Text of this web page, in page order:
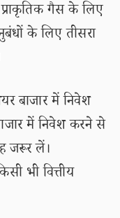
गैस के लिए
के लिए तीसरा
बाजार में निवेश
में निवेश करने से
जरूर लें।
भी वित्तीय